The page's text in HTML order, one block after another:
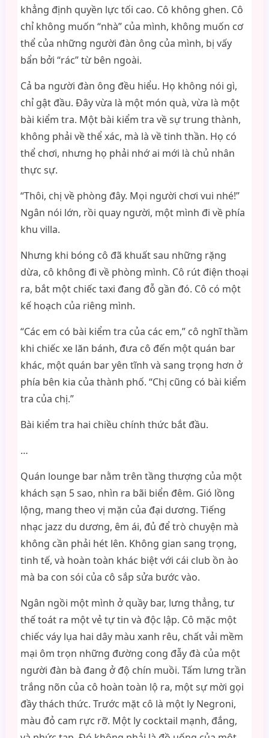
khẳng định quyền lực tối cao. Cô không ghen. Cô
chỉ không muốn “nhà” của mình, không muốn cơ
thể của những người đàn ông của mình, bị vấy
bẩn bởi “rác” từ bên ngoài.
Cả ba người đàn ông đều hiểu. Họ không nói gì,
chỉ gật đầu. Đây vừa là một món quà, vừa là một
bài kiểm tra. Một bài kiểm tra về sự trung thành,
không phải về thể xác, mà là về tinh thần. Họ có
thể chơi, nhưng họ phải nhớ ai mới là chủ nhân
thực sự.
“Thôi, chị về phòng đây. Mọi người chơi vui nhé!”
Ngân nói lớn, rồi quay người, một mình đi về phía
khu villa.
Nhưng khi bóng cô đã khuất sau những rặng
dừa, cô không đi về phòng mình. Cô rút điện thoại
ra, bắt một chiếc taxi đang đỗ gần đó. Cô có một
kế hoạch của riêng mình.
“Các em có bài kiểm tra của các em,” cô nghĩ thầm
khi chiếc xe lăn bánh, đưa cô đến một quán bar
khác, một quán bar yên tĩnh và sang trọng hơn ở
phía bên kia của thành phố. “Chị cũng có bài kiểm
tra của chị.”
Bài kiểm tra hai chiều chính thức bắt đầu.
…
Quán lounge bar nằm trên tầng thượng của một
khách sạn 5 sao, nhìn ra bãi biển đêm. Gió lồng
lộng, mang theo vị mặn của đại dương. Tiếng
nhạc jazz du dương, êm ái, đủ để trò chuyện mà
không cần phải hét lên. Không gian sang trọng,
tinh tế, và hoàn toàn khác biệt với cái club ồn ào
mà ba con sói của cô sắp sửa bước vào.
Ngân ngồi một mình ở quầy bar, lưng thẳng, tư
thế toát ra một vẻ tự tin và độc lập. Cô mặc một
chiếc váy lụa hai dây màu xanh rêu, chất vải mềm
mại ôm trọn những đường cong đẫy đà của một
người đàn bà đang ở độ chín muồi. Tấm lưng trần
trắng nõn của cô hoàn toàn lộ ra, một sự mời gọi
đầy thách thức. Trước mặt cô là một ly Negroni,
màu đỏ cam rực rỡ. Một ly cocktail mạnh, đắng,